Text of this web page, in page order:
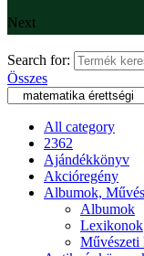
Next
Search for:
Összes
All category
2362
Ajándékkönyv
Akcióregény
Albumok,
Albumok
Lexikonok
Művészeti